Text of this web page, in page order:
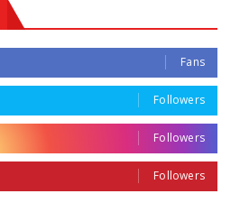
Fans
Followers
Followers
Followers